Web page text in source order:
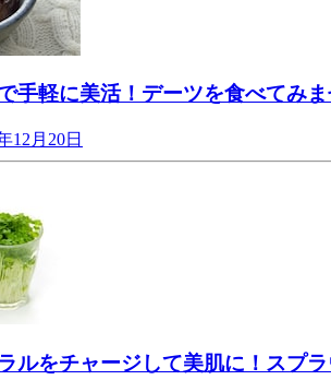
手軽に美活！デーツを食べてみ
12月20日
ルをチャージして美肌に！スプ